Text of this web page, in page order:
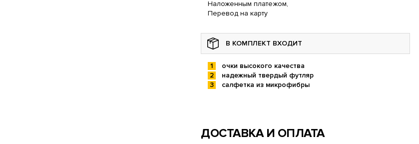
Наложенным платежом,
Перевод на карту
В КОМПЛЕКТ ВХОДИТ
очки высокого качества
надежный твердый футляр
салфетка из микрофибры
ДОСТАВКА И ОПЛАТА